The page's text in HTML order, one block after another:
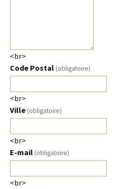
<br>
Code Postal (obligatoire)
<br>
Ville (obligatoire)
<br>
E-mail (obligatoire)
<br>